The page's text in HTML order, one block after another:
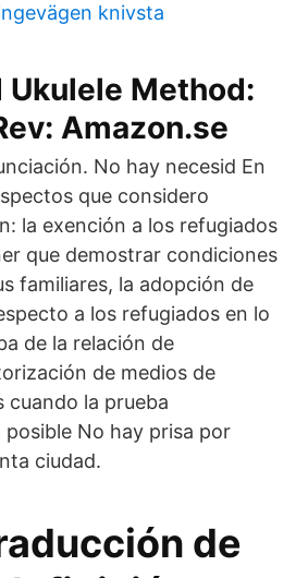
knivsta
Ukulele Method:
Amazon.se
No hay necesid En
que considero
la exención a los refugiados
que demostrar condiciones
familiares, la adopción de
a los refugiados en lo
de la relación de
de medios de
cuando la prueba
No hay prisa por
ciudad.
de